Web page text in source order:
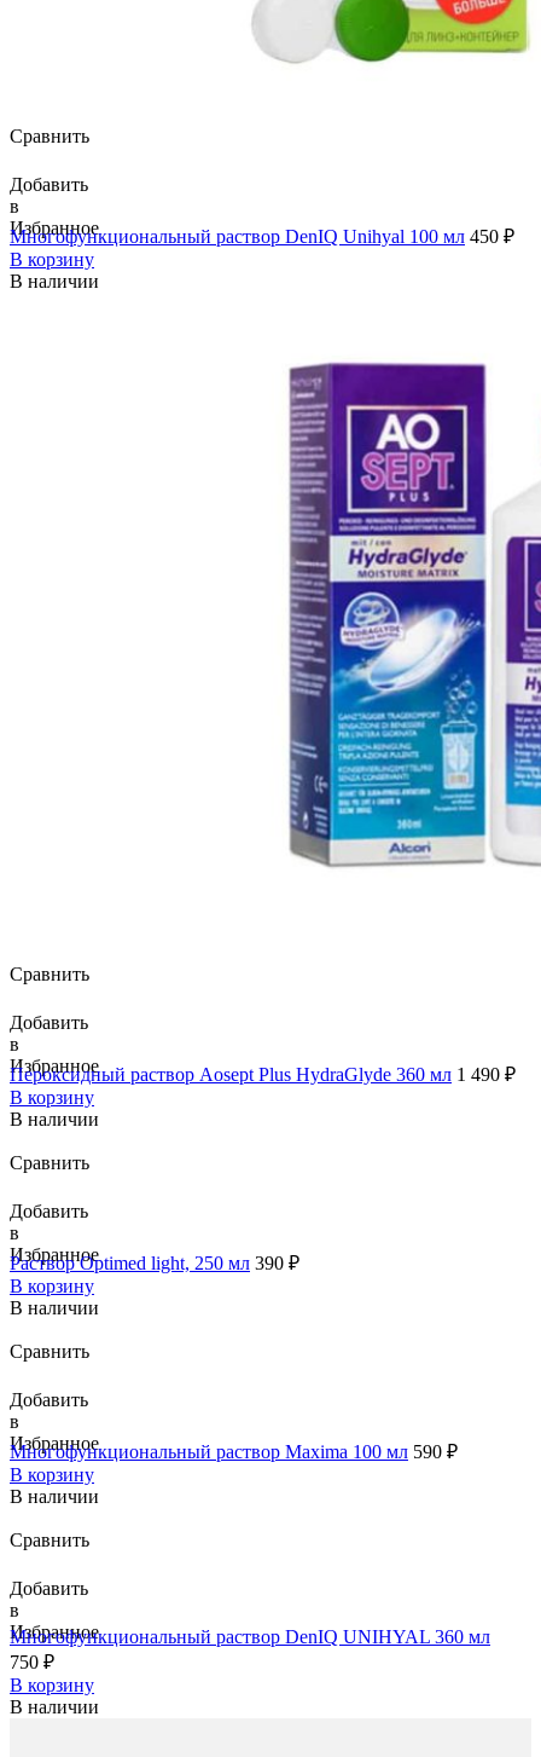
Сравнить
Добавить
в
Избранное
Многофункциональный раствор DenIQ Unihyal 100 мл 450 ₽
В корзину
В наличии
Сравнить
Добавить
в
Избранное
Пероксидный раствор Aosept Plus HydraGlyde 360 мл 1 490 ₽
В корзину
В наличии
Сравнить
Добавить
в
Избранное
Раствор Optimed light, 250 мл 390 ₽
В корзину
В наличии
Сравнить
Добавить
в
Избранное
Многофункциональный раствор Maxima 100 мл 590 ₽
В корзину
В наличии
Сравнить
Добавить
в
Избранное
Многофункциональный раствор DenIQ UNIHYAL 360 мл
750 ₽
В корзину
В наличии